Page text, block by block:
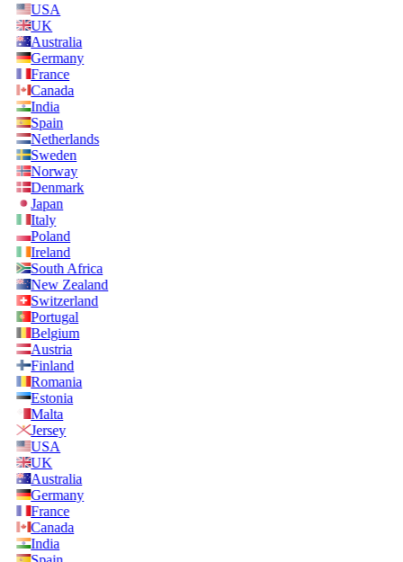
USA
UK
Australia
Germany
France
Canada
India
Spain
Netherlands
Sweden
Norway
Denmark
Japan
Italy
Poland
Ireland
South Africa
New Zealand
Switzerland
Portugal
Belgium
Austria
Finland
Romania
Estonia
Malta
Jersey
USA
UK
Australia
Germany
France
Canada
India